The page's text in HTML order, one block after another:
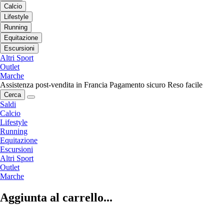
Calcio
Lifestyle
Running
Equitazione
Escursioni
Altri Sport
Outlet
Marche
Assistenza post-vendita in Francia Pagamento sicuro Reso facile
Cerca
Saldi
Calcio
Lifestyle
Running
Equitazione
Escursioni
Altri Sport
Outlet
Marche
Aggiunta al carrello...